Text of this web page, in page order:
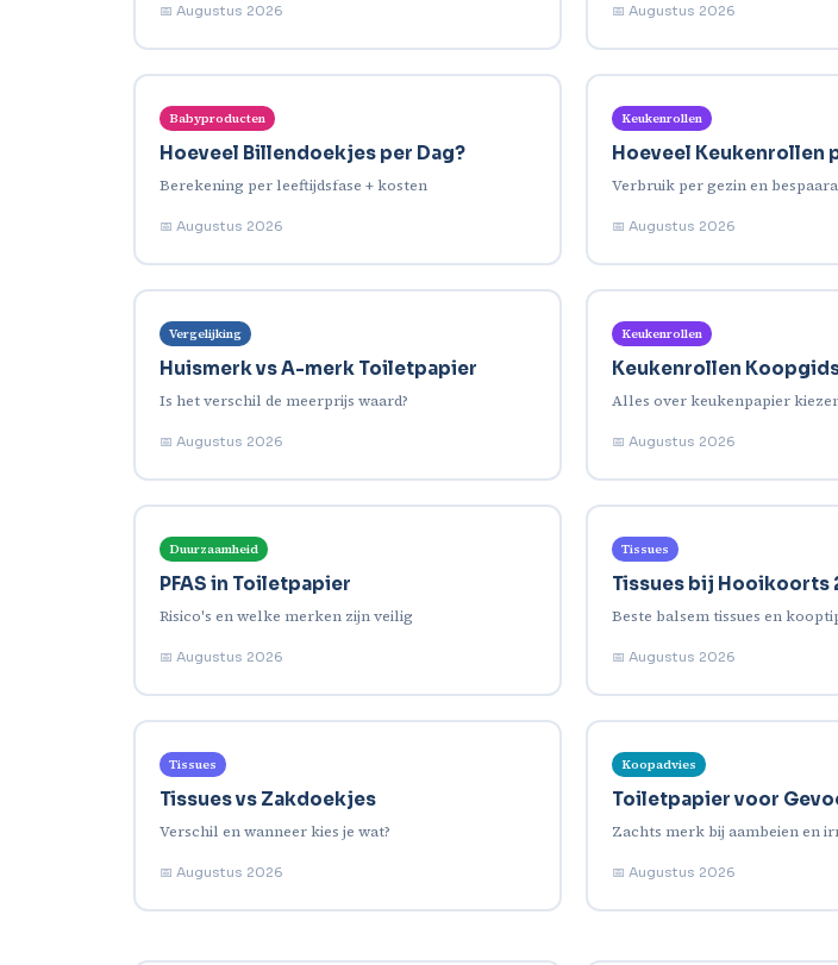
📅 Augustus 2026 📅 Augustus 2026
Babyproducten
Hoeveel Billendoekjes per Dag?
Berekening per leeftijdsfase + kosten
📅 Augustus 2026
Keukenrollen
Hoeveel Keukenrollen
Verbruik per gezin en
📅 Augustus 2026
Vergelijking
Huismerk vs A-merk Toiletpapier
Is het verschil de meerprijs waard?
📅 Augustus 2026
Keukenrollen
Keukenrollen
Alles over keukenpapier
📅 Augustus 2026
Duurzaamheid
PFAS in Toiletpapier
Risico's en welke merken zijn veilig
📅 Augustus 2026
Tissues
Tissues bij Hooikoorts
Beste balsem tissues en
📅 Augustus 2026
Tissues
Tissues vs Zakdoekjes
Verschil en wanneer kies je wat?
📅 Augustus 2026
Koopadvies
Toiletpapier voor
Zachts merk bij aambeien en
📅 Augustus 2026